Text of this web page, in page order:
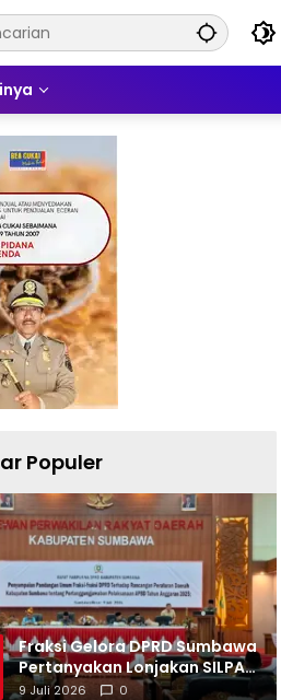
Populer
Fraksi Gelora DPRD Sumbawa
Pertanyakan Lonjakan SILPA
Tahun 2025
9 Juli 2026 0